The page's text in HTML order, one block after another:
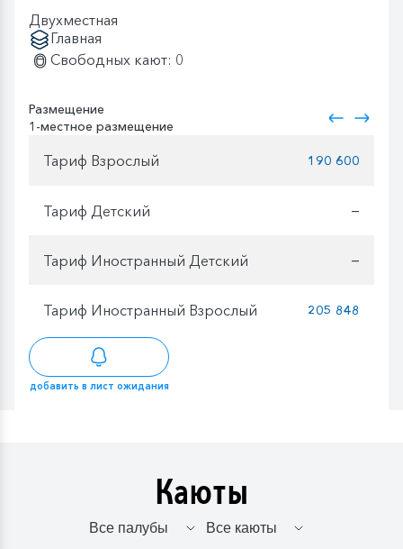
Двухместная
Главная
Свободных кают: 0
Размещение
1-местное размещение
Тариф Взрослый 190 600
Тариф Детский —
Тариф Иностранный Детский —
Тариф Иностранный Взрослый 205 848
добавить в лист ожидания
Каюты